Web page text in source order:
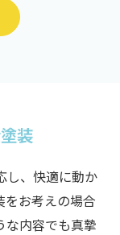
装
し、快適に動か
をお考えの場合
な内容でも真摯